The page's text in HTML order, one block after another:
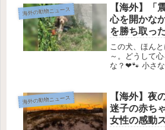
Adoptions」が
子猫の...
海外の動物ニュース
【海外】「
心を開かな
を勝ち取っ
た」
この犬、ほん
～。どうして
な？❤🐾 小さな
箱の後ろに隠
いました。彼
海外の動物ニュース
【海外】夜
迷子の赤ち
女性の感動